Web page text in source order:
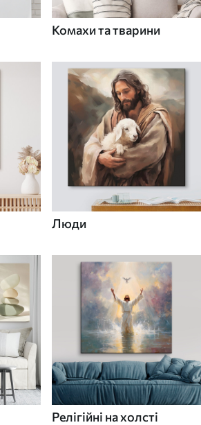
Комахи та тварини
Люди
Релігійні на холсті